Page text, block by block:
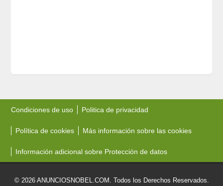
Condiciones de uso Politica de privacidad
Política de cookies Más información sobre las cookies
Información adicional sobre Protección de datos
© 2026 ANUNCIOSNOBEL.COM. Todos los Derechos Reservados.